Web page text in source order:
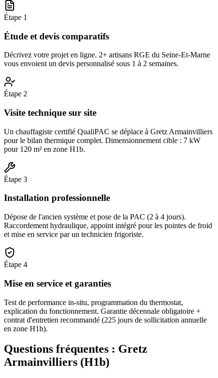
Étape 1
Étude et devis comparatifs
Décrivez votre projet en ligne. 2+ artisans RGE du Seine-Et-Marne
vous envoient un devis personnalisé sous 1 à 2 semaines.
Étape 2
Visite technique sur site
Un chauffagiste certifié QualiPAC se déplace à Gretz Armainvilliers
pour le bilan thermique complet. Dimensionnement cible : 7 kW
pour 120 m² en zone H1b.
Étape 3
Installation professionnelle
Dépose de l'ancien système et pose de la PAC (2 à 4 jours).
Raccordement hydraulique, appoint intégré pour les pointes de froid
et mise en service par un technicien frigoriste.
Étape 4
Mise en service et garanties
Test de performance in-situ, programmation du thermostat,
explication du fonctionnement. Garantie décennale obligatoire +
contrat d'entretien recommandé (225 jours de sollicitation annuelle
en zone H1b).
Questions fréquentes : Gretz
Armainvilliers (H1b)